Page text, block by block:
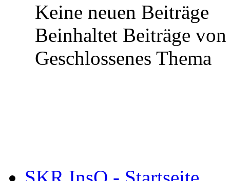
Keine neuen Beiträge
Beinhaltet Beiträge
Geschlossenes Thema